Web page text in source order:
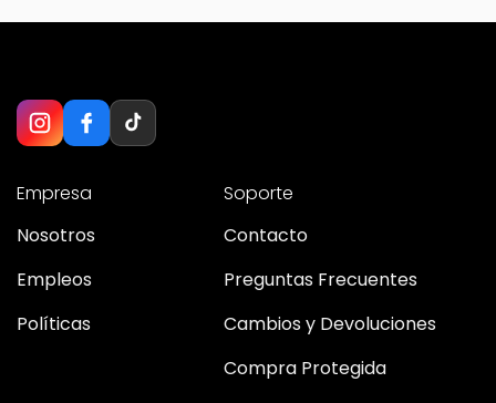
Empresa
Nosotros
Empleos
Políticas
Soporte
Contacto
Preguntas Frecuentes
Cambios y Devoluciones
Compra Protegida